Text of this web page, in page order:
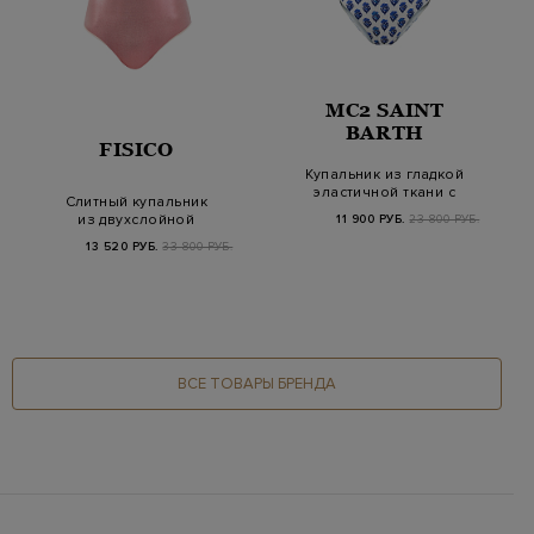
FISICO
Слитный купальник
из двухслойной
микрофибры с&nbs…
13 520 РУБ. 33 800 РУБ.
MC2 SAINT
BARTH
Купальник из гладкой
эластичной ткани с
11 900 РУБ. 23 800 РУБ.
ВСЕ ТОВАРЫ БРЕНДА